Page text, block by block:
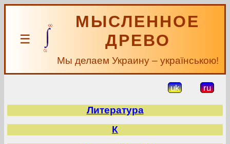
☰
МЫСЛЕННОЕ
ДРЕВО
Мы делаем Украину – українською!
uk ru
Литература
К